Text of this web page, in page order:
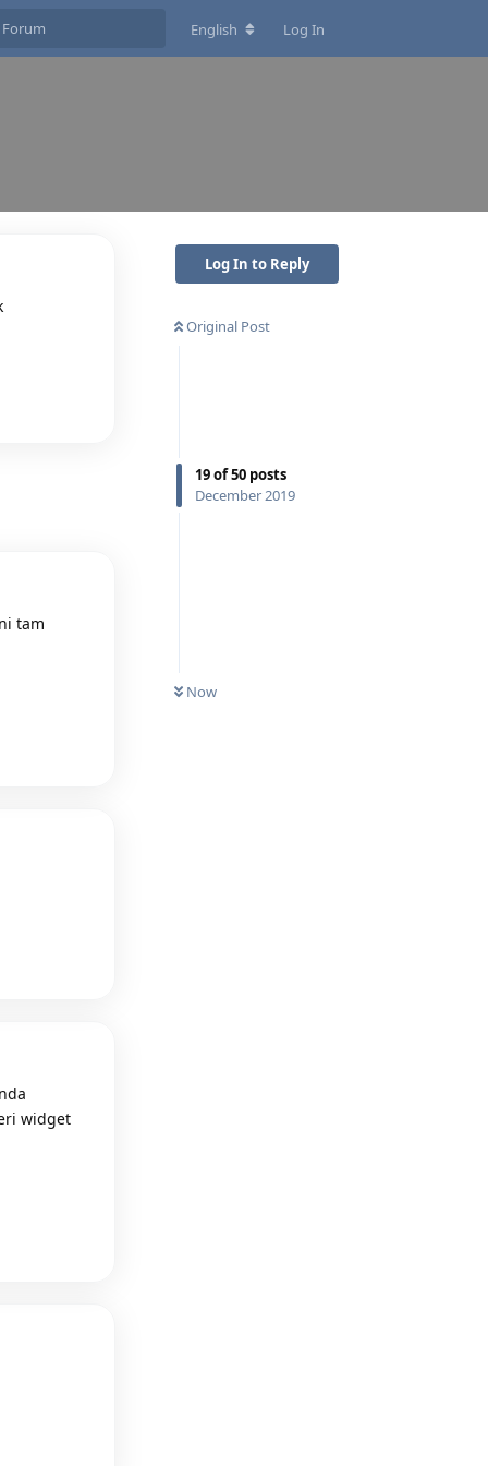
English Log In
Log In to Reply
Original Post
19of50 posts
December 2019
Now
tam
widget